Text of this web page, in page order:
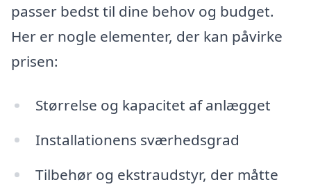
passer bedst til dine behov og budget.
Her er nogle elementer, der kan påvirke
prisen:
Størrelse og kapacitet af anlægget
Installationens sværhedsgrad
Tilbehør og ekstraudstyr, der måtte